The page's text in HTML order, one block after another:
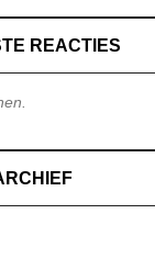
REACTIES